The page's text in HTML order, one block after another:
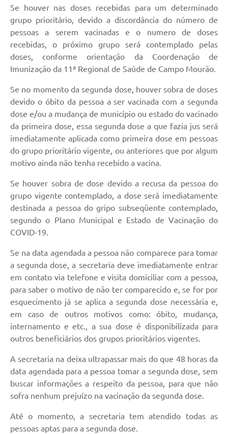
Se houver nas doses recebidas para um determinado
grupo prioritário, devido a discordância do número de
pessoas a serem vacinadas e o numero de doses
recebidas, o próximo grupo será contemplado pelas
doses, conforme orientação da Coordenação de
Imunização da 11ª Regional de Saúde de Campo Mourão.
Se no momento da segunda dose, houver sobra de doses
devido o óbito da pessoa a ser vacinada com a segunda
dose e/ou a mudança de município ou estado do vacinado
da primeira dose, essa segunda dose a que fazia jus será
imediatamente aplicada como primeira dose em pessoas
do grupo prioritário vigente, ou anteriores que por algum
motivo ainda não tenha recebido a vacina.
Se houver sobra de dose devido a recusa da pessoa do
grupo vigente contemplado, a dose será imediatamente
destinada a pessoa do gripo subseqüente contemplado,
segundo o Plano Municipal e Estado de Vacinação do
COVID-19.
Se na data agendada a pessoa não comparece para tomar
a segunda dose, a secretaria deve imediatamente entrar
em contato via telefone e visita domiciliar com a pessoa,
para saber o motivo de não ter comparecido e, se for por
esquecimento já se aplica a segunda dose necessária e,
em caso de outros motivos como: óbito, mudança,
internamento e etc., a sua dose é disponibilizada para
outros beneficiários dos grupos prioritários vigentes.
A secretaria na deixa ultrapassar mais do que 48 horas da
data agendada para a pessoa tomar a segunda dose, sem
buscar informações a respeito da pessoa, para que não
sofra nenhum prejuízo na vacinação da segunda dose.
Até o momento, a secretaria tem atendido todas as
pessoas aptas para a segunda dose.